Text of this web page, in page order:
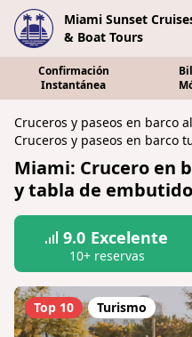
Miami Sunset
& Boat Tours
Confirmación
Instantánea
Cruceros y paseos en barco
Cruceros y paseos en barco
Miami: Crucero en
y tabla de
9.0 Excelente
10+ reservas
Top 10 Turismo